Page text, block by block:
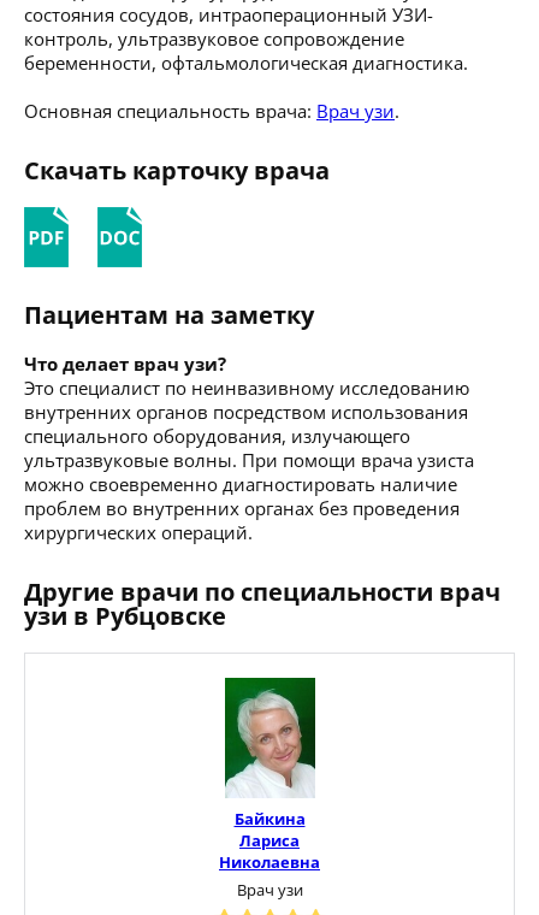
состояния сосудов, интраоперационный УЗИ-
контроль, ультразвуковое сопровождение
беременности, офтальмологическая диагностика.
Основная специальность врача: Врач узи.
Скачать карточку врача
Пациентам на заметку
Что делает врач узи?
Это специалист по неинвазивному исследованию
внутренних органов посредством использования
специального оборудования, излучающего
ультразвуковые волны. При помощи врача узиста
можно своевременно диагностировать наличие
проблем во внутренних органах без проведения
хирургических операций.
Другие врачи по специальности врач
узи в Рубцовске
Байкина
Лариса
Николаевна
Врач узи